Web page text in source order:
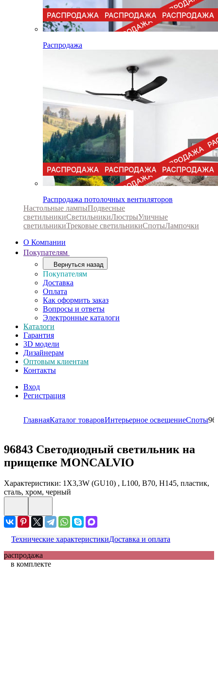
Распродажа
Распродажа потолочных вентиляторов
Настольные лампыПодвесные
светильникиСветильникиЛюстрыУличные
светильникиТрековые светильникиСпотыЛампочки
О Компании
Покупателям
Вернуться назад
Покупателям
Доставка
Оплата
Как оформить заказ
Вопросы и ответы
Электронные каталоги
Каталоги
Гарантия
3D модели
Дизайнерам
Оптовым клиентам
Контакты
Вход
Регистрация
ГлавнаяКаталог товаровИнтерьерное освещениеСпоты
96843 Светодиодный светильник на
прищепке MONCALVIO
Характеристики: 1X3,3W (GU10) , L100, B70, H145, пластик,
сталь, хром, черный
Технические характеристикиДоставка и оплата
распродажа
в комплекте